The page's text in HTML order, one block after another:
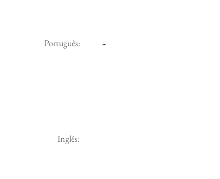
Português: -
Inglês: